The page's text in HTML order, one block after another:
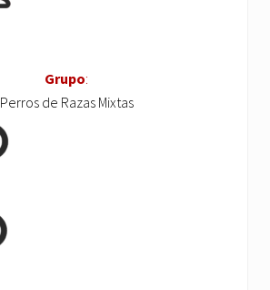
Grupo:
Perros de Razas Mixtas